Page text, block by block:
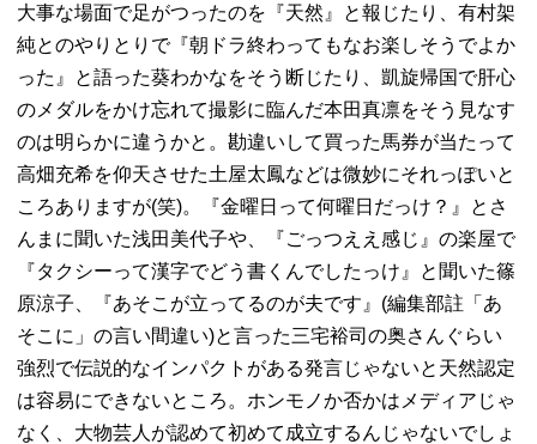
大事な場面で足がつったのを『天然』と報じたり、有村架
純とのやりとりで『朝ドラ終わってもなお楽しそうでよか
った』と語った葵わかなをそう断じたり、凱旋帰国で肝心
のメダルをかけ忘れて撮影に臨んだ本田真凛をそう見なす
のは明らかに違うかと。勘違いして買った馬券が当たって
高畑充希を仰天させた土屋太鳳などは微妙にそれっぽいと
ころありますが(笑)。『金曜日って何曜日だっけ？』とさ
んまに聞いた浅田美代子や、『ごっつええ感じ』の楽屋で
『タクシーって漢字でどう書くんでしたっけ』と聞いた篠
原涼子、『あそこが立ってるのが夫です』(編集部註「あ
そこに」の言い間違い)と言った三宅裕司の奥さんぐらい
強烈で伝説的なインパクトがある発言じゃないと天然認定
は容易にできないところ。ホンモノか否かはメディアじゃ
なく、大物芸人が認めて初めて成立するんじゃないでしょ